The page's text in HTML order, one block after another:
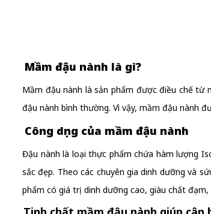
Mầm đậu nành là gì?
Mầm đậu nành là sản phẩm được điều chế từ
đậu nành bình thường. Vì vậy, mầm đậu nành
Công dụng của mầm đậu nành
Đậu nành là loại thực phẩm chứa hàm lượng
sắc đẹp. Theo các chuyên gia dinh dưỡng và
phẩm có giá trị dinh dưỡng cao, giàu chất